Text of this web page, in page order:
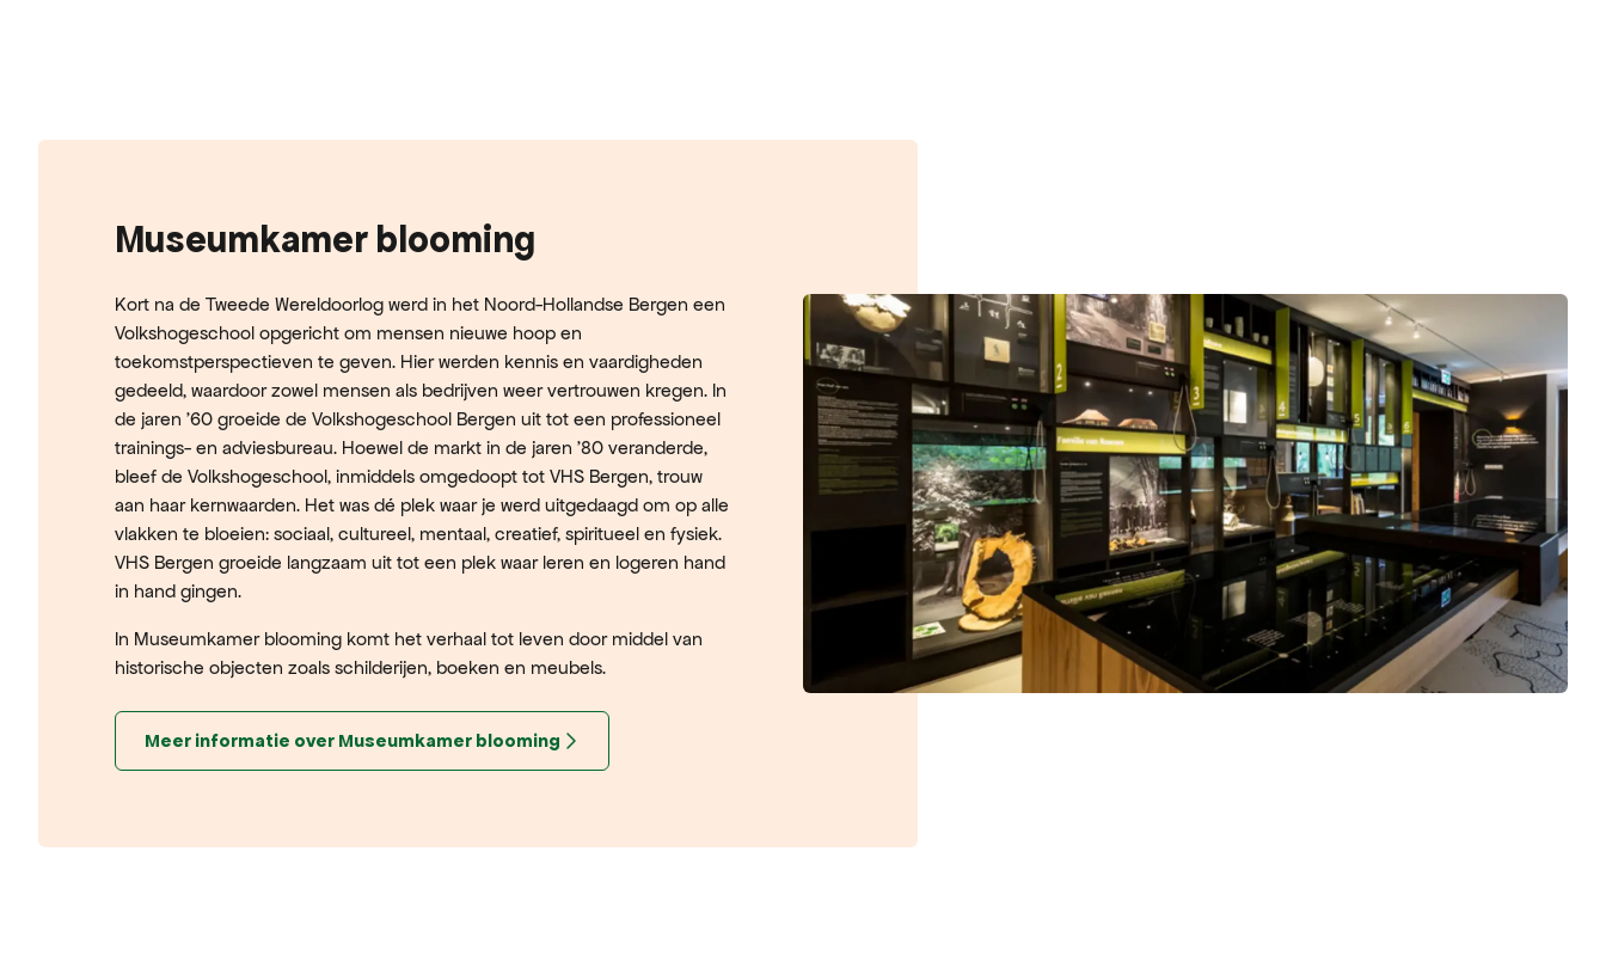
Museumkamer blooming
Kort na de Tweede Wereldoorlog werd in het Noord-Hollandse Bergen een
Volkshogeschool opgericht om mensen nieuwe hoop en
toekomstperspectieven te geven. Hier werden kennis en vaardigheden
gedeeld, waardoor zowel mensen als bedrijven weer vertrouwen kregen. In
de jaren ’60 groeide de Volkshogeschool Bergen uit tot een professioneel
trainings- en adviesbureau. Hoewel de markt in de jaren ’80 veranderde,
bleef de Volkshogeschool, inmiddels omgedoopt tot VHS Bergen, trouw
aan haar kernwaarden. Het was dé plek waar je werd uitgedaagd om op alle
vlakken te bloeien: sociaal, cultureel, mentaal, creatief, spiritueel en fysiek.
VHS Bergen groeide langzaam uit tot een plek waar leren en logeren hand
in hand gingen.
In Museumkamer blooming komt het verhaal tot leven door middel van
historische objecten zoals schilderijen, boeken en meubels.
Meer informatie over Museumkamer blooming